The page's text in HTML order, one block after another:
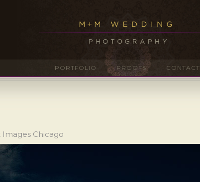
PORTFOLIO PROOFS CONTACT
Chicago